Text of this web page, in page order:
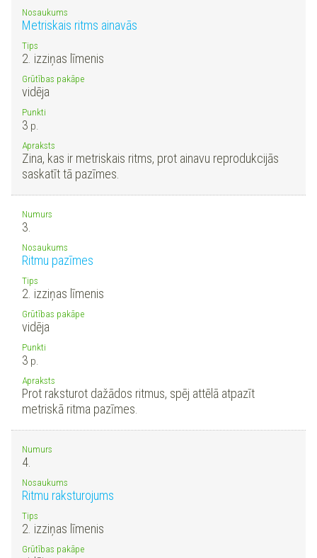
Nosaukums
Metriskais ritms ainavās
Tips
2. izziņas līmenis
Grūtības pakāpe
vidēja
Punkti
3 p.
Apraksts
Zina, kas ir metriskais ritms, prot ainavu reprodukcijās
saskatīt tā pazīmes.
Numurs
3.
Nosaukums
Ritmu pazīmes
Tips
2. izziņas līmenis
Grūtības pakāpe
vidēja
Punkti
3 p.
Apraksts
Prot raksturot dažādos ritmus, spēj attēlā atpazīt
metriskā ritma pazīmes.
Numurs
4.
Nosaukums
Ritmu raksturojums
Tips
2. izziņas līmenis
Grūtības pakāpe